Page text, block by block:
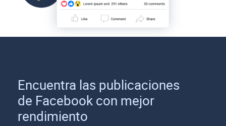
Encuentra las publicaciones
de Facebook con mejor
rendimiento